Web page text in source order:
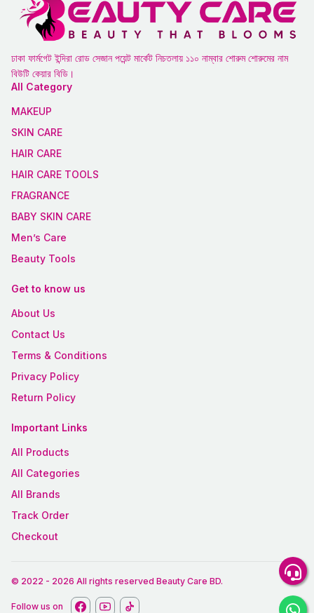
ঢাকা ফার্মগেট ইন্দিরা রোড সেজান পয়েন্ট মার্কেট নিচতলায় ১১০ নাম্বার শোরুম শোরুমের নাম
বিউটি কেয়ার বিডি।
All Category
MAKEUP
SKIN CARE
HAIR CARE
HAIR CARE TOOLS
FRAGRANCE
BABY SKIN CARE
Men’s Care
Beauty Tools
Get to know us
About Us
Contact Us
Terms & Conditions
Privacy Policy
Return Policy
Important Links
All Products
All Categories
All Brands
Track Order
Checkout
© 2022 - 2026 All rights reserved Beauty Care BD.
Follow us on